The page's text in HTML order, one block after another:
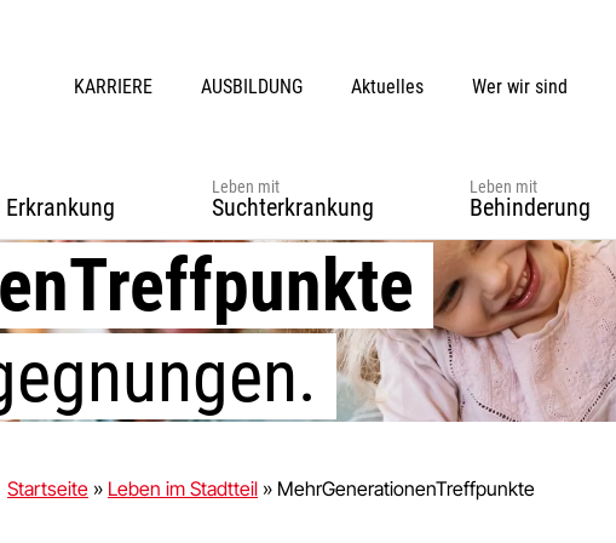
KARRIERE AUSBILDUNG Aktuelles Wer wir sind
Leben mit
Suchterkrankung
Leben mit
Behinderung
Startseite » Leben im Stadtteil » MehrGenerationenTreffpunkte